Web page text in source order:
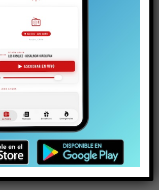
financiero del alcalde dicen que las
remuneraciones fueron pactadas con el jefe
comunal
Ministra de Medio Ambiente y toma de razón
del Plan de Descontaminación del Lago
Villarrica: “Una muy buena noticia para La
del lago Villarrica